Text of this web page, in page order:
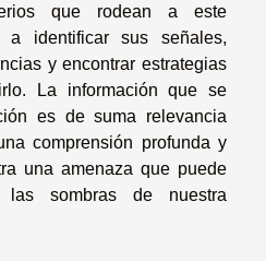
que rodean a este
a identificar sus señales,
y encontrar estrategias
La información que se
es de suma relevancia
comprensión profunda y
una amenaza que puede
sombras de nuestra